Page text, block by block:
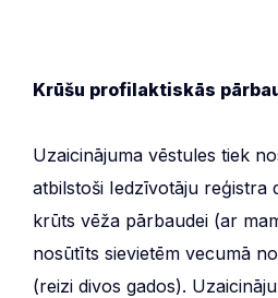
Krūšu profilaktiskās
Uzaicinājuma vēstules tiek
atbilstoši Iedzīvotāju reģistra
krūts vēža pārbaudei (ar
nosūtīts sievietēm vecumā
(reizi divos gados).